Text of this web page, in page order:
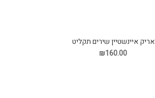
אריק איינשטיין שירים תקליט
₪160.00